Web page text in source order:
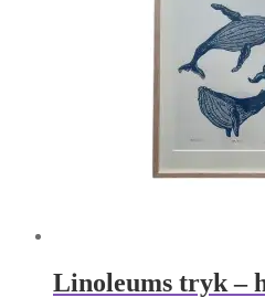
Linoleums tryk –